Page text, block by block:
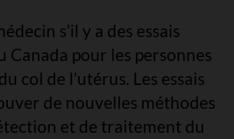
s’il y a des essais
Canada pour les personnes
col de l’utérus. Les essais
de nouvelles méthodes
et de traitement du